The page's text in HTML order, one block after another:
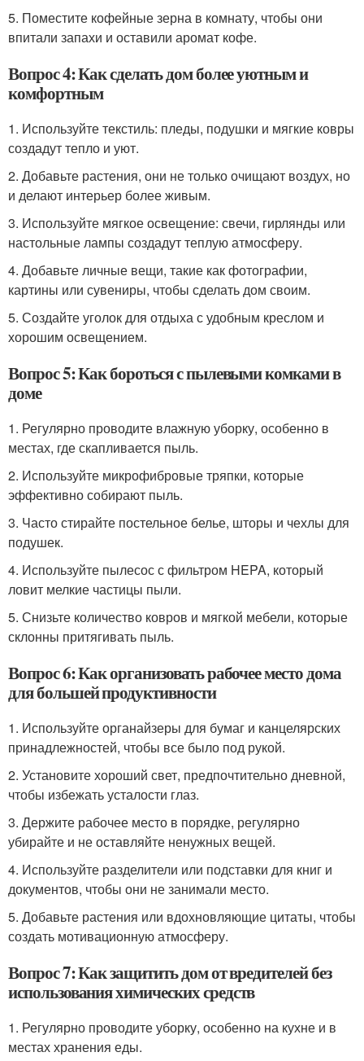
5. Поместите кофейные зерна в комнату, чтобы они
впитали запахи и оставили аромат кофе.
Вопрос 4: Как сделать дом более уютным и
комфортным
1. Используйте текстиль: пледы, подушки и мягкие ковры
создадут тепло и уют.
2. Добавьте растения, они не только очищают воздух, но
и делают интерьер более живым.
3. Используйте мягкое освещение: свечи, гирлянды или
настольные лампы создадут теплую атмосферу.
4. Добавьте личные вещи, такие как фотографии,
картины или сувениры, чтобы сделать дом своим.
5. Создайте уголок для отдыха с удобным креслом и
хорошим освещением.
Вопрос 5: Как бороться с пылевыми комками в
доме
1. Регулярно проводите влажную уборку, особенно в
местах, где скапливается пыль.
2. Используйте микрофибровые тряпки, которые
эффективно собирают пыль.
3. Часто стирайте постельное белье, шторы и чехлы для
подушек.
4. Используйте пылесос с фильтром HEPA, который
ловит мелкие частицы пыли.
5. Снизьте количество ковров и мягкой мебели, которые
склонны притягивать пыль.
Вопрос 6: Как организовать рабочее место дома
для большей продуктивности
1. Используйте органайзеры для бумаг и канцелярских
принадлежностей, чтобы все было под рукой.
2. Установите хороший свет, предпочтительно дневной,
чтобы избежать усталости глаз.
3. Держите рабочее место в порядке, регулярно
убирайте и не оставляйте ненужных вещей.
4. Используйте разделители или подставки для книг и
документов, чтобы они не занимали место.
5. Добавьте растения или вдохновляющие цитаты, чтобы
создать мотивационную атмосферу.
Вопрос 7: Как защитить дом от вредителей без
использования химических средств
1. Регулярно проводите уборку, особенно на кухне и в
местах хранения еды.